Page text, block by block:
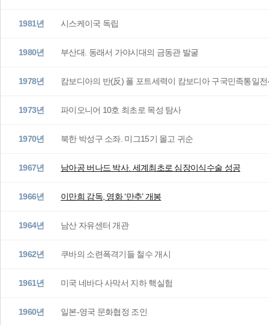
1981년 시스케이국 독립
1980년 부산대. 동래서 가야시대의 금동관 발굴
1978년 캄보디아의 반(反) 폴 포트세력이 캄보디아 구국민족통일
1973년 파이오니어 10호 최초로 목성 탐사
1970년 북한 박성구 소좌. 미그15기 몰고 귀순
1967년 남아공 버나드 박사. 세계최초로 심장이식수술 성공
1966년 이만희 감독, 영화 ‘만추’ 개봉
1964년 남산 자유센터 개관
1962년 쿠바의 소련폭격기들 철수 개시
1961년 미국 네바다 사막서 지하 핵실험
1960년 일본-영국 문화협정 조인